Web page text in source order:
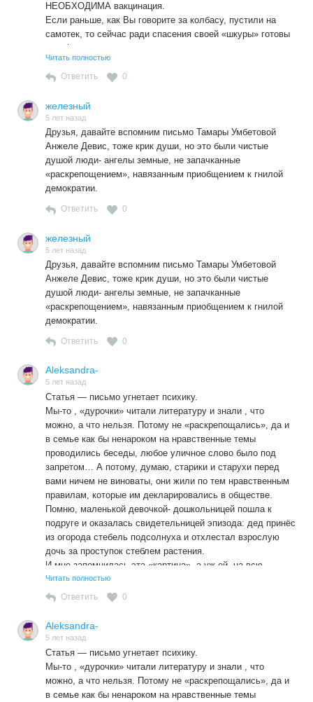
НЕОБХОДИМА вакцинация.
Если раньше, как Вы говорите за колбасу, пустили на
самотек, то сейчас ради спасения своей «шкуры» готовы
уже физически уничтожить – «…жертвоприношение,
только в изощренной форме…».
Читать полностью
Ответить 0
железный
5 лет назад
Друзья, давайте вспомним письмо Тамары Умбетовой
Анжеле Девис, тоже крик души, но это были чистые
душой люди- ангелы земные, не запачканные
«раскрепощением», навязанным приобщением к гнилой
демократии.
Ответить 0
железный
5 лет назад
Друзья, давайте вспомним письмо Тамары Умбетовой
Анжеле Девис, тоже крик души, но это были чистые
душой люди- ангелы земные, не запачканные
«раскрепощением», навязанным приобщением к гнилой
демократии.
Ответить 0
Aleksandra-
5 лет назад
Статья — письмо угнетает психику.
Мы-то , «дурочки» читали литературу и знали , что
можно, а что нельзя. Потому не «раскрепощались», да и
в семье как бы ненароком на нравственные темы
проводились беседы, любое уличное слово было под
запретом… А потому, думаю, старики и старухи перед
вами ничем не виноваты, они жили по тем нравственным
правилам, которые им декларировались в обществе.
Помню, маленькой девочкой- дошкольницей пошла к
подруге и оказалась свидетельницей эпизода: дед принёс
из огорода стебель подсолнуха и отхлестал взрослую
дочь за проступок стеблем растения.
И мне запомнилась эта «картина», а уж ей, на всю
оставшуюся жизнь!
За колбасу не пожалели будущее поколение.
наказаны…
Читать полностью
Ответить 0
Aleksandra-
5 лет назад
Статья — письмо угнетает психику.
Мы-то , «дурочки» читали литературу и знали , что
можно, а что нельзя. Потому не «раскрепощались», да и
в семье как бы ненароком на нравственные темы